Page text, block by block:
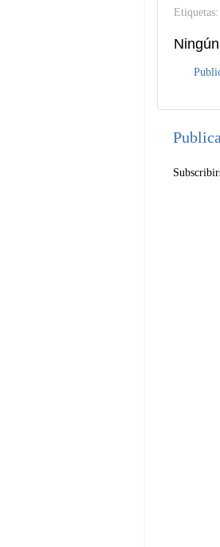
Etiquetas: